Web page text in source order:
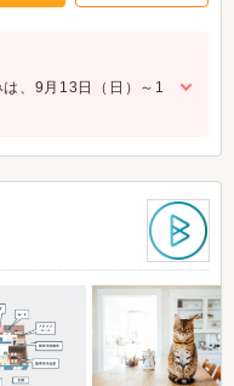
、9月13日（日）～1